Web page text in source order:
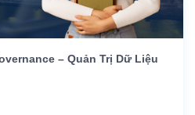
– Quản Trị Dữ Liệu